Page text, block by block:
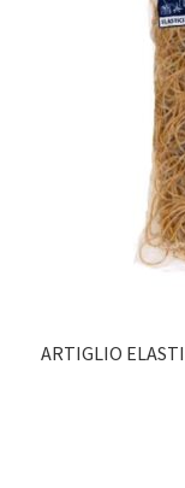
ARTIGLIO